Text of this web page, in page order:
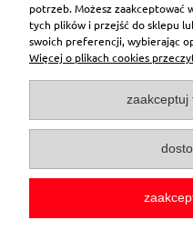
O
potrzeb. Możesz zaakceptować
tych plików i przejść do sklepu
swoich preferencji, wybierając
Więcej o plikach cookies
zaakceptuj